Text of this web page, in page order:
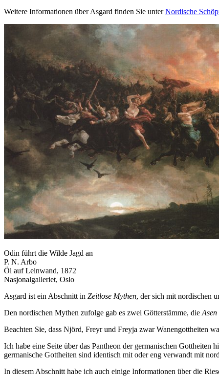
Weitere Informationen über Asgard finden Sie unterNordische
Odin führt die Wilde Jagd an
P. N. Arbo
Öl auf Leinwand, 1872
Nasjonalgalleriet, Oslo
Asgard ist ein Abschnitt in Zeitlose Mythen, der sich mit nordischen
Den nordischen Mythen zufolge gab es zwei Götterstämme, die Asen
Beachten Sie, dass Njörd, Freyr und Freyja zwar Wanengottheiten
Ich habe eine Seite über das Pantheon der germanischen
germanische Gottheiten sind identisch mit oder eng verwandt mit
In diesem Abschnitt habe ich auch einige Informationen über die